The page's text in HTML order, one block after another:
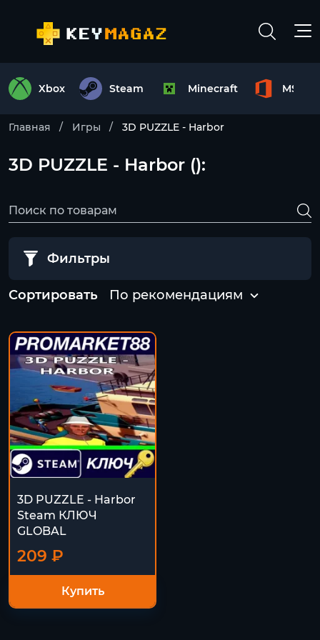
Xbox Steam Minecraft MS
Главная Игры 3D PUZZLE - Harbor
3D PUZZLE - Harbor ():
Фильтры
Сортировать По рекомендациям
3D PUZZLE - Harbor
Steam КЛЮЧ
GLOBAL
209 ₽
Купить